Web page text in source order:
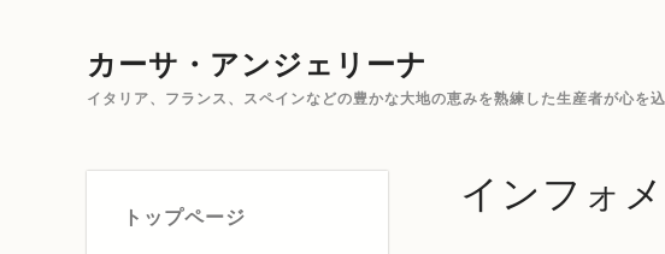
カーサ・アンジェリーナ
イタリア、フランス、スペインなどの豊かな大地の恵みを熟練した生産者が心
トップページ
インフォ